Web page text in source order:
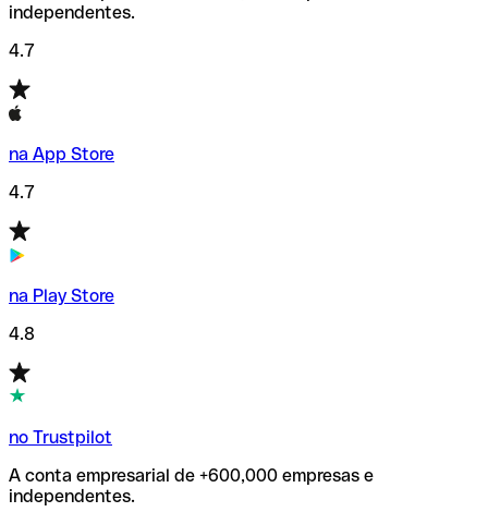
independentes.
4.7
na App Store
4.7
na Play Store
4.8
no Trustpilot
A conta empresarial de +600,000 empresas e
independentes.